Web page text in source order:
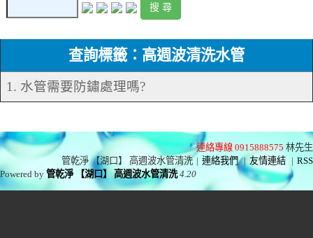
查詢標籤：高週波清洗水管
1. 水管需要防鏽處理嗎?
連絡專線 0915888575 林先生
管乾淨 【湖口】 高週波水管清洗 | 連絡我們 | 友情連結 | RSS
Powered by管乾淨 【湖口】 高週波水管清洗 4.20